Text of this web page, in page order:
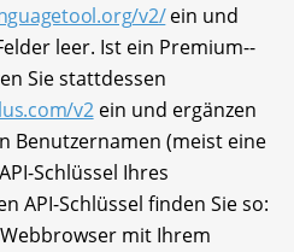
v2/ein und
leer. Ist ein Premium-­
Sie stattdessen
v2ein und ergänzen
Benutzernamen (meist eine
Schlüssel Ihres
API-Schlüssel finden Sie so:
mit Ihrem